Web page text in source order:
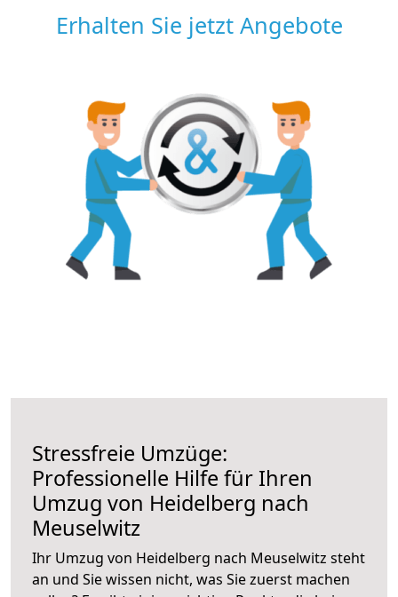
Erhalten Sie jetzt Angebote
Stressfreie Umzüge:
Professionelle Hilfe für Ihren
Umzug von Heidelberg nach
Meuselwitz
Ihr Umzug von Heidelberg nach Meuselwitz steht
an und Sie wissen nicht, was Sie zuerst machen